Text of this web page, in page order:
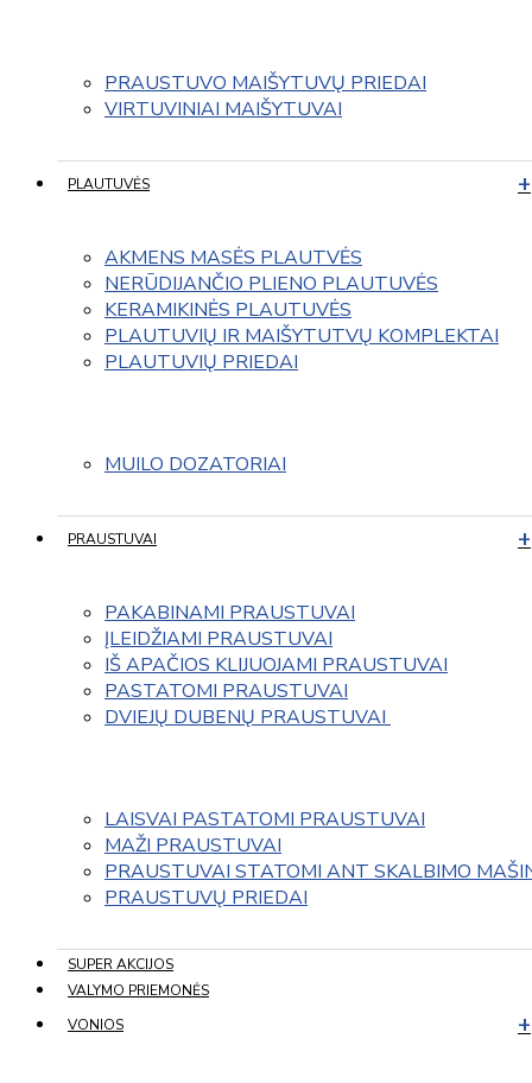
PRAUSTUVO MAIŠYTUVŲ PRIEDAI
VIRTUVINIAI MAIŠYTUVAI
PLAUTUVĖS
AKMENS MASĖS PLAUTVĖS
NERŪDIJANČIO PLIENO PLAUTUVĖS
KERAMIKINĖS PLAUTUVĖS
PLAUTUVIŲ IR MAIŠYTUTVŲ KOMPLEKTAI
PLAUTUVIŲ PRIEDAI
MUILO DOZATORIAI
PRAUSTUVAI
PAKABINAMI PRAUSTUVAI
ĮLEIDŽIAMI PRAUSTUVAI
IŠ APAČIOS KLIJUOJAMI PRAUSTUVAI
PASTATOMI PRAUSTUVAI
DVIEJŲ DUBENŲ PRAUSTUVAI
LAISVAI PASTATOMI PRAUSTUVAI
MAŽI PRAUSTUVAI
PRAUSTUVAI STATOMI ANT SKALBIMO
PRAUSTUVŲ PRIEDAI
SUPER AKCIJOS
VALYMO PRIEMONĖS
VONIOS